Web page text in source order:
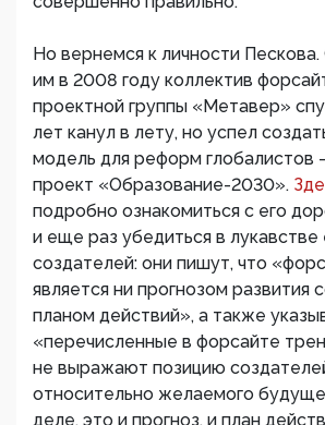
Но вернемся к личности
им в 2008 году коллектив
проектной группы «Метавер»
лет канул в лету, но успел
модель для реформ глобалистов
проект «Образование-2030».
подробно ознакомиться с его
и еще раз убедиться в лукавстве
создателей: они пишут, что
является ни прогнозом развития
планом действий», а также
«перечисленные в форсайте
не выражают позицию
относительно желаемого
деле, это и прогноз, и план